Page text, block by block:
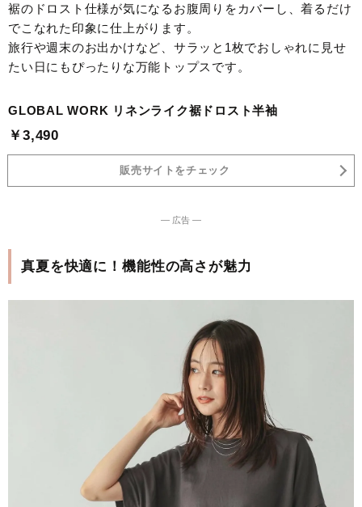
裾のドロスト仕様が気になるお腹周りをカバーし、着るだけ
でこなれた印象に仕上がります。
旅行や週末のお出かけなど、サラッと1枚でおしゃれに見せ
たい日にもぴったりな万能トップスです。
GLOBAL WORK リネンライク裾ドロスト半袖
￥3,490
販売サイトをチェック
― 広告 ―
真夏を快適に！機能性の高さが魅力